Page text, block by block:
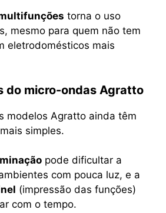
torna o uso
mesmo para quem não tem
eletrodomésticos mais
do micro-ondas Agratto
modelos Agratto ainda têm
simples.
pode dificultar a
com pouca luz, e a
(impressão das funções)
com o tempo.